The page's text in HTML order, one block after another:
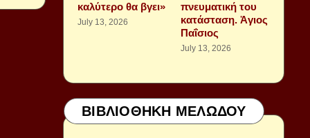
καλύτερο θα βγει»
July 13, 2026
πνευματική του
κατάσταση. Ἁγιος
Παΐσιος
July 13, 2026
ΒΙΒΛΙΟΘΗΚΗ ΜΕΛΩΔΟΥ